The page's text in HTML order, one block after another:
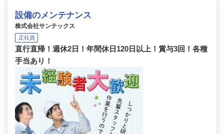
設備のメンテナンス
株式会社サンテックス
正社員
直行直帰！週休2日！年間休日120日以上！賞与3回！各種
手当あり！